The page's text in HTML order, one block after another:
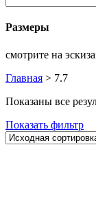
Размеры
смотрите на
Главная > 7.7
Показаны все
Показать фильтр